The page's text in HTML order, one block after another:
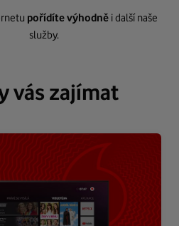
pořídíte výhodně i další naše
služby.
vás zajímat